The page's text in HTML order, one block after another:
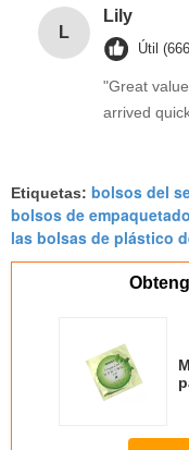
fantastic
manual
sweet spot
strain
taking the
finding that
No more
recommend
makes all
during long
L
Lily
Útil
"Great
arrived
Etiquetas: bolsos del
bolsos de
las bolsas de plástico